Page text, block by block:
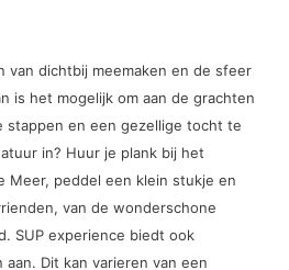
van dichtbij meemaken en de sfeer
is het mogelijk om aan de grachten
stappen en een gezellige tocht te
in? Huur je plank bij het
Meer, peddel een klein stukje en
van de wonderschone
SUP experience biedt ook
Dit kan varieren van een